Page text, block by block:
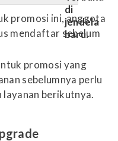
promosi ini, anggota
mendaftar sebelum
promosi yang
sebelumnya perlu
berikutnya.